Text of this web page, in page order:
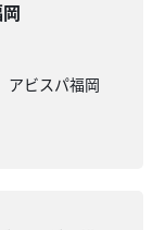
ビスパ福岡